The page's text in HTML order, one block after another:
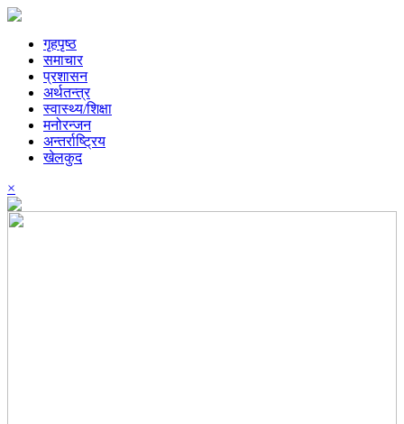
गृहपृष्ठ
समाचार
प्रशासन
अर्थतन्त्र
स्वास्थ्य/शिक्षा
मनोरन्जन
अन्तर्राष्ट्रिय
खेलकुद
×